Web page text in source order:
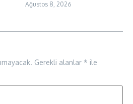
Ağustos 8, 2026
Gerekli alanlar * ile